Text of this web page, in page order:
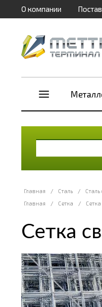
О компании
Главная / Сталь /
Главная
/ Сетка /
Сетка